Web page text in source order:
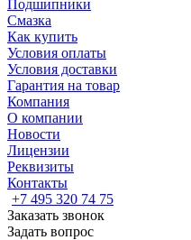
Подшипники
Смазка
Как купить
Условия оплаты
Условия доставки
Гарантия на товар
Компания
О компании
Новости
Лицензии
Реквизиты
Контакты
+7 495 320 74 75
Заказать звонок
Задать вопрос